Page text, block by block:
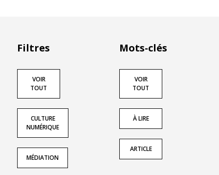
Filtres
VOIR
TOUT
CULTURE
NUMÉRIQUE
MÉDIATION
Mots-clés
VOIR
TOUT
À LIRE
ARTICLE